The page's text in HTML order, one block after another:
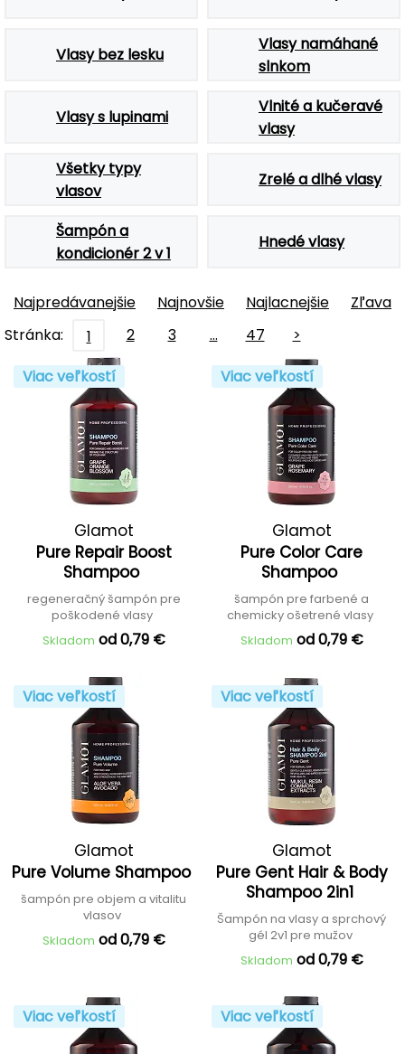
Vlasy bez lesku
Vlasy namáhané
slnkom
Vlasy s lupinami
Vlnité a kučeravé
vlasy
Všetky typy
vlasov
Zrelé a dlhé vlasy
Šampón a
kondicionér 2 v 1
Hnedé vlasy
Najpredávanejšie Najnovšie Najlacnejšie
Zľava
Stránka:
1 2 3 … 47
>
Viac veľkostí
Glamot
Pure Repair Boost
Shampoo
regeneračný šampón pre
poškodené vlasy
Skladom od 0,79 €
Viac veľkostí
Glamot
Pure Color Care
Shampoo
šampón pre farbené a
chemicky ošetrené vlasy
Skladom od 0,79 €
Viac veľkostí
Glamot
Pure Volume Shampoo
šampón pre objem a vitalitu
vlasov
Skladom od 0,79 €
Viac veľkostí
Glamot
Pure Gent Hair & Body
Shampoo 2in1
Šampón na vlasy a sprchový
gél 2v1 pre mužov
Skladom od 0,79 €
Viac veľkostí Viac veľkostí